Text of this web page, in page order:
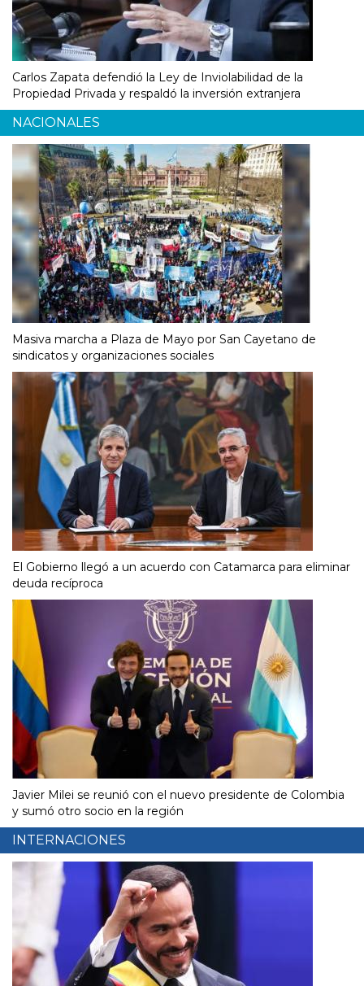
Carlos Zapata defendió la Ley de Inviolabilidad de la
Propiedad Privada y respaldó la inversión extranjera
NACIONALES
Masiva marcha a Plaza de Mayo por San Cayetano de
sindicatos y organizaciones sociales
El Gobierno llegó a un acuerdo con Catamarca para eliminar
deuda recíproca
Javier Milei se reunió con el nuevo presidente de Colombia
y sumó otro socio en la región
INTERNACIONES